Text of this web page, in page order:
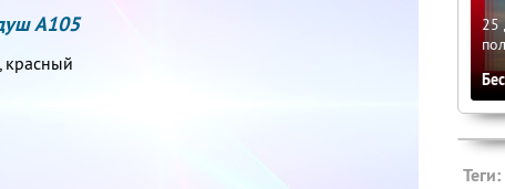
А105
красный
25
Теги: